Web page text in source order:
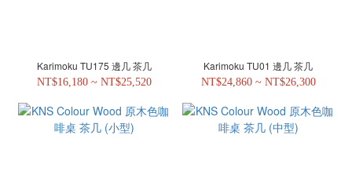
Karimoku TU175 邊几 茶几
NT$16,180 ~ NT$25,520
Karimoku TU01 邊几 茶几
NT$24,860 ~ NT$26,300